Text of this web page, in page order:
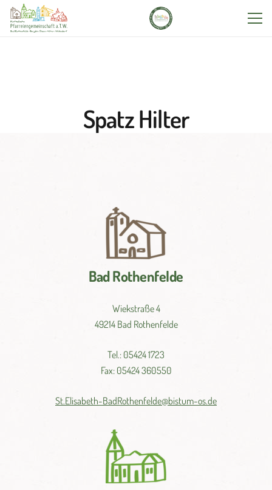
Spatz Hilter
Bad Rothenfelde
Wiekstraße 4
49214 Bad Rothenfelde
Tel.: 05424 1723
Fax: 05424 360550
St.Elisabeth-BadRothenfelde@bistum-os.de